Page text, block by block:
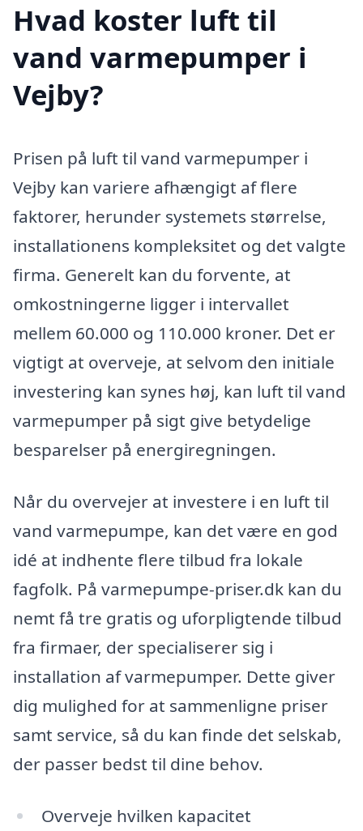
Hvad koster luft til
vand varmepumper i
Vejby?
Prisen på luft til vand varmepumper i
Vejby kan variere afhængigt af flere
faktorer, herunder systemets størrelse,
installationens kompleksitet og det valgte
firma. Generelt kan du forvente, at
omkostningerne ligger i intervallet
mellem 60.000 og 110.000 kroner. Det er
vigtigt at overveje, at selvom den initiale
investering kan synes høj, kan luft til vand
varmepumper på sigt give betydelige
besparelser på energiregningen.
Når du overvejer at investere i en luft til
vand varmepumpe, kan det være en god
idé at indhente flere tilbud fra lokale
fagfolk. På varmepumpe-priser.dk kan du
nemt få tre gratis og uforpligtende tilbud
fra firmaer, der specialiserer sig i
installation af varmepumper. Dette giver
dig mulighed for at sammenligne priser
samt service, så du kan finde det selskab,
der passer bedst til dine behov.
Overveje hvilken kapacitet